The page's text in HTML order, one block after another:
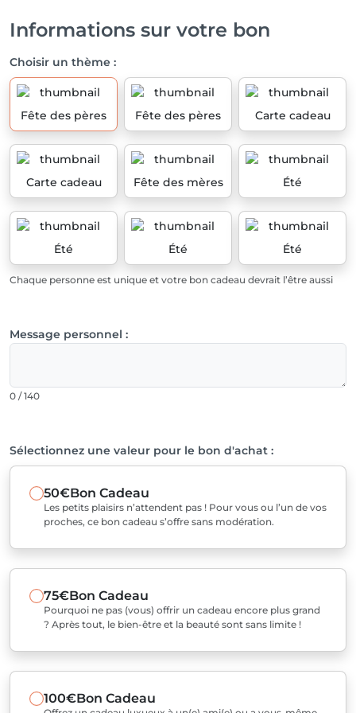
Informations sur votre bon
Choisir un thème :
Fête des pères Fête des pères Carte cadeau
Carte cadeau Fête des mères Été
Été Été Été
Chaque personne est unique et votre bon cadeau devrait l’être aussi
Message personnel :
0 / 140
Sélectionnez une valeur pour le bon d'achat :
50€Bon Cadeau
Les petits plaisirs n’attendent pas ! Pour vous ou l’un de vos
proches, ce bon cadeau s’offre sans modération.
75€Bon Cadeau
Pourquoi ne pas (vous) offrir un cadeau encore plus grand
? Après tout, le bien-être et la beauté sont sans limite !
100€Bon Cadeau